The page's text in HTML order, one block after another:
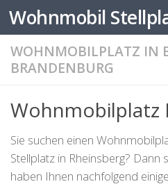
Zum Inhalt
WOHNMOBILPLATZ IN
BRANDENBURG
Wohnmobilplatz
Sie suchen einen
Stellplatz in Rheinsberg? Dann
haben Ihnen nachfolgend